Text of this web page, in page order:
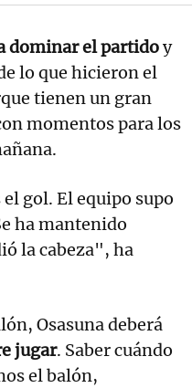
dominar el partidoy
lo que hicieron el
tienen un gran
momentos para los
gol. El equipo supo
ha mantenido
la cabeza", ha
Osasuna deberá
jugar. Saber cuándo
el balón,